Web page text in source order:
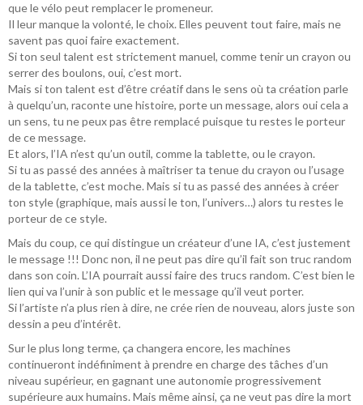
que le vélo peut remplacer le promeneur.
Il leur manque la volonté, le choix. Elles peuvent tout faire, mais ne
savent pas quoi faire exactement.
Si ton seul talent est strictement manuel, comme tenir un crayon ou
serrer des boulons, oui, c’est mort.
Mais si ton talent est d’être créatif dans le sens où ta création parle
à quelqu’un, raconte une histoire, porte un message, alors oui cela a
un sens, tu ne peux pas être remplacé puisque tu restes le porteur
de ce message.
Et alors, l’IA n’est qu’un outil, comme la tablette, ou le crayon.
Si tu as passé des années à maîtriser ta tenue du crayon ou l’usage
de la tablette, c’est moche. Mais si tu as passé des années à créer
ton style (graphique, mais aussi le ton, l’univers…) alors tu restes le
porteur de ce style.
Mais du coup, ce qui distingue un créateur d’une IA, c’est justement
le message !!! Donc non, il ne peut pas dire qu’il fait son truc random
dans son coin. L’IA pourrait aussi faire des trucs random. C’est bien le
lien qui va l’unir à son public et le message qu’il veut porter.
Si l’artiste n’a plus rien à dire, ne crée rien de nouveau, alors juste son
dessin a peu d’intérêt.
Sur le plus long terme, ça changera encore, les machines
continueront indéfiniment à prendre en charge des tâches d’un
niveau supérieur, en gagnant une autonomie progressivement
supérieure aux humains. Mais même ainsi, ça ne veut pas dire la mort